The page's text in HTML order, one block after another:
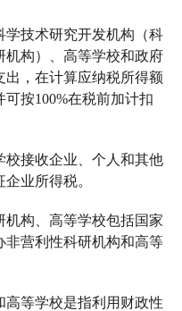
学技术研究开发机构（科
机构）、高等学校和政府
出，在计算应纳税所得额
按100%在税前加计扣
校接收企业、个人和其他
业所得税。
机构、高等学校包括国家
非营利性科研机构和高等
高等学校是指利用财政性